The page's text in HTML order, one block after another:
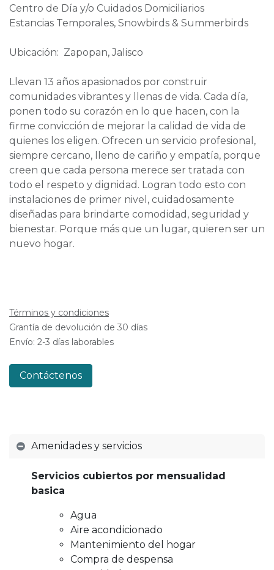
Centro de Día y/o Cuidados Domiciliarios
Estancias Temporales, Snowbirds & Summerbirds
Ubicación: Zapopan, Jalisco
Llevan 13 años apasionados por construir
comunidades vibrantes y llenas de vida. Cada día,
ponen todo su corazón en lo que hacen, con la
firme convicción de mejorar la calidad de vida de
quienes los eligen. Ofrecen un servicio profesional,
siempre cercano, lleno de cariño y empatía, porque
creen que cada persona merece ser tratada con
todo el respeto y dignidad. Logran todo esto con
instalaciones de primer nivel, cuidadosamente
diseñadas para brindarte comodidad, seguridad y
bienestar. Porque más que un lugar, quieren ser un
nuevo hogar.
Términos y condiciones
Grantía de devolución de 30 días
Envío: 2-3 días laborables
Contáctenos
Amenidades y servicios
Servicios cubiertos por mensualidad
basica
Agua
Aire acondicionado
Mantenimiento del hogar
Compra de despensa